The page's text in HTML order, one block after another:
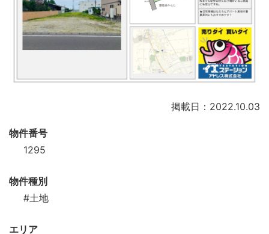
掲載日：2022.10.03
物件番号
1295
物件種別
#土地
エリア